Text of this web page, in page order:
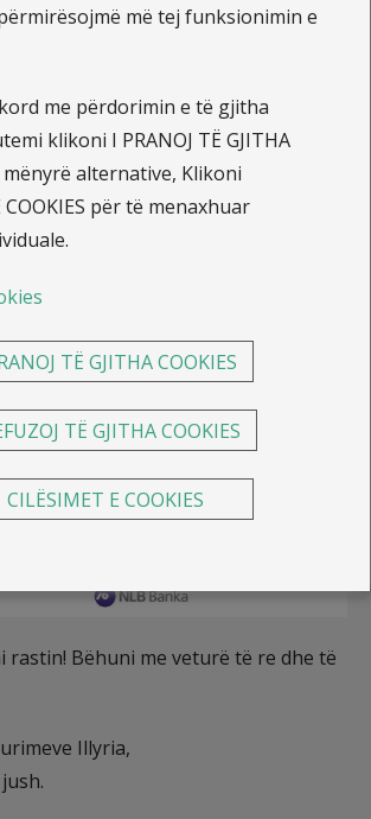
, vjen me ofertën speciale të kredisë
të interesit vetëm 4.80% dhe me
administrative. Përveç
100% të veturës me maturitet deri
sigurimi për vetura
rastin! Bëhuni me veturë të re dhe të
Illyria,
më tej funksionimin e
me përdorimin e të gjitha
klikoni I PRANOJ TË GJITHA
mënyrë alternative, Klikoni
COOKIES për të menaxhuar
TË GJITHA COOKIES
TË GJITHA COOKIES
CILËSIMET E COOKIES